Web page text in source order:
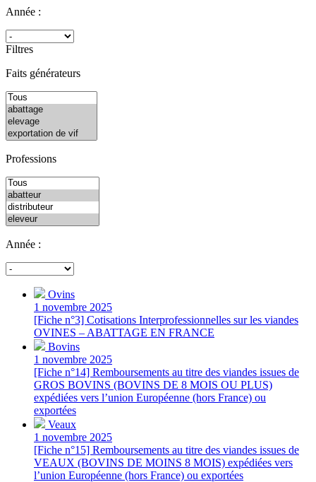
Année :
Filtres
Faits générateurs
Professions
Année :
Ovins
1 novembre 2025
[Fiche n°3] Cotisations Interprofessionnelles sur les viandes
OVINES – ABATTAGE EN FRANCE
Bovins
1 novembre 2025
[Fiche n°14] Remboursements au titre des viandes issues de
GROS BOVINS (BOVINS DE 8 MOIS OU PLUS)
expédiées vers l’union Européenne (hors France) ou
exportées
Veaux
1 novembre 2025
[Fiche n°15] Remboursements au titre des viandes issues de
VEAUX (BOVINS DE MOINS 8 MOIS) expédiées vers
l’union Européenne (hors France) ou exportées